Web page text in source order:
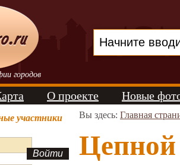
городов
О проекте Новые
участники Вы здесь: Главная
Цепной